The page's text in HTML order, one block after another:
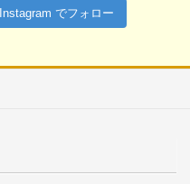
Instagram でフォロー